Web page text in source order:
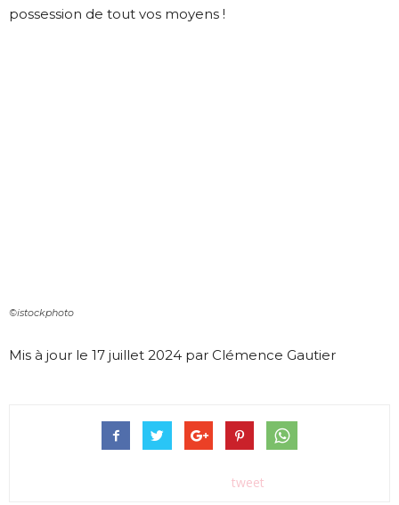
possession de tout vos moyens !
©istockphoto
Mis à jour le 17 juillet 2024 par Clémence Gautier
tweet